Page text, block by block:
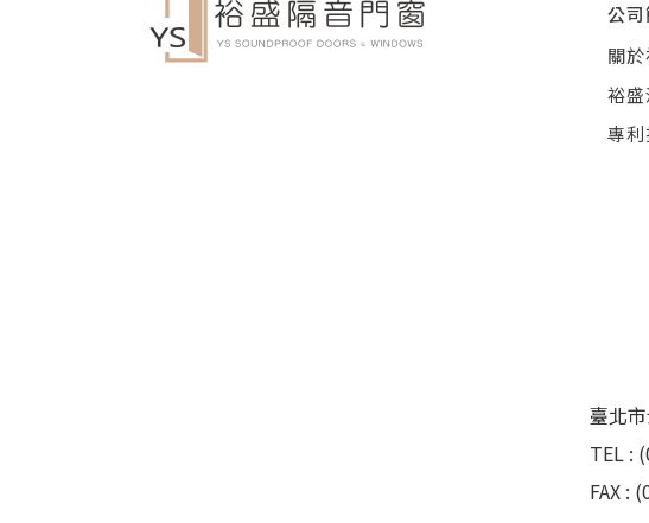
公
關
裕
專
臺北
TEL :
FAX :